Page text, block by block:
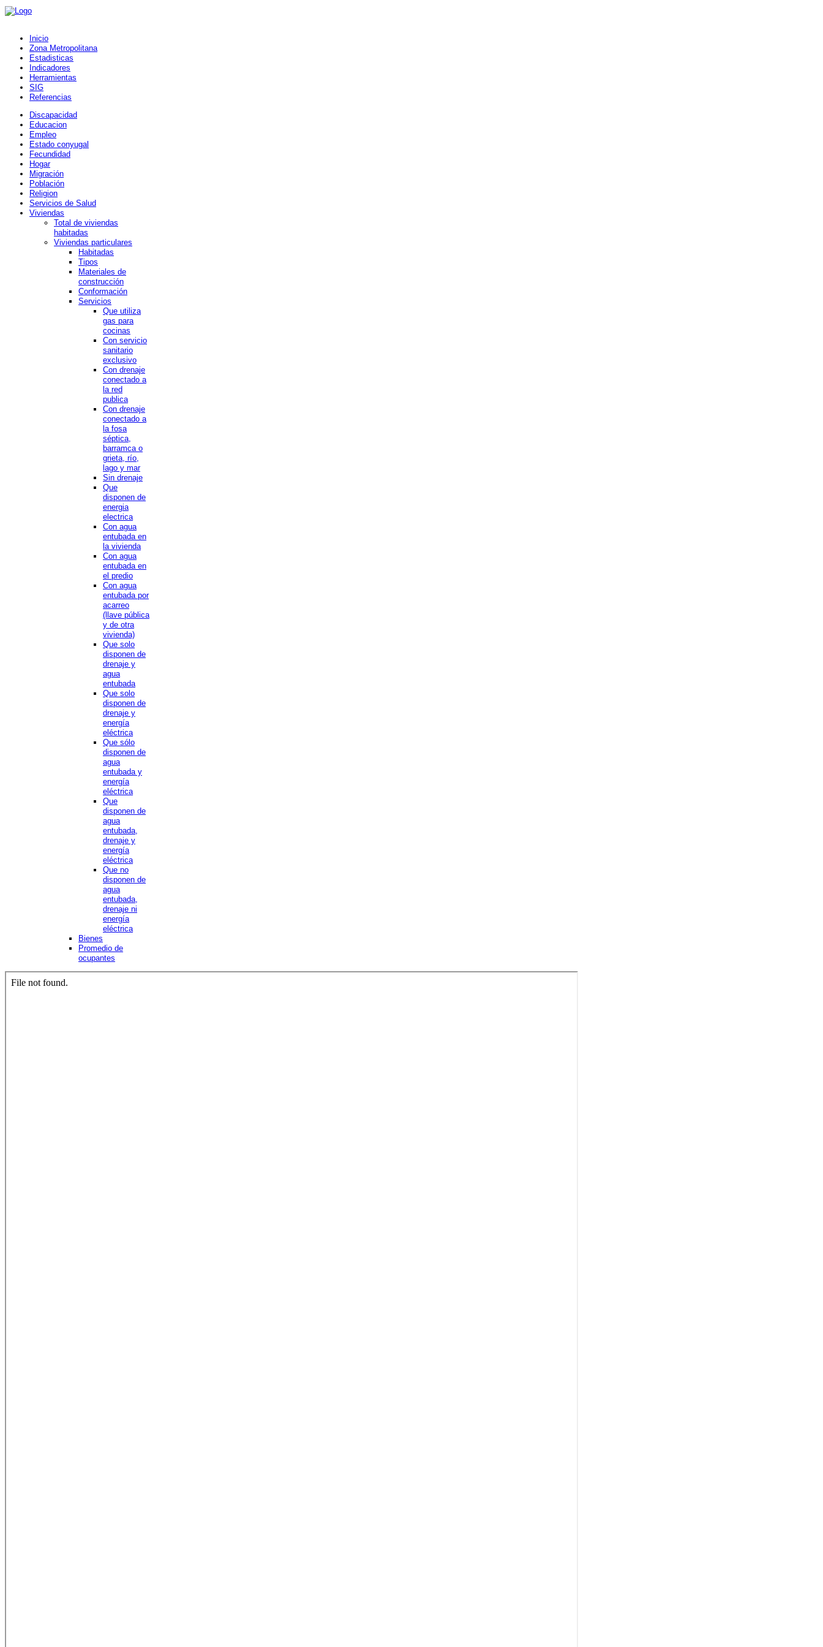
Inicio
Zona Metropolitana
Estadisticas
Indicadores
Herramientas
SIG
Referencias
Discapacidad
Educacion
Empleo
Estado conyugal
Fecundidad
Hogar
Migración
Población
Religion
Servicios de Salud
Viviendas
Total de viviendas
habitadas
Viviendas particulares
Habitadas
Tipos
Materiales de
construcción
Conformación
Servicios
Que utiliza
gas para
cocinas
Con servicio
sanitario
exclusivo
Con drenaje
conectado a
la red
publica
Con drenaje
conectado a
la fosa
séptica,
barramca o
grieta, río,
lago y mar
Sin drenaje
Que
disponen de
energia
electrica
Con agua
entubada en
la vivienda
Con agua
entubada en
el predio
Con agua
entubada por
acarreo
(llave pública
y de otra
vivienda)
Que solo
disponen de
drenaje y
agua
entubada
Que solo
disponen de
drenaje y
energía
eléctrica
Que sólo
disponen de
agua
entubada y
energía
eléctrica
Que
disponen de
agua
entubada,
drenaje y
energía
eléctrica
Que no
disponen de
agua
entubada,
drenaje ni
energía
eléctrica
Bienes
Promedio de
ocupantes